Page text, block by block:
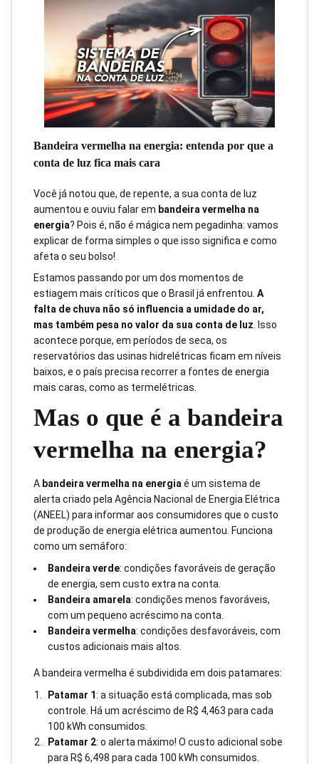
Bandeira vermelha na energia: entenda por que a
conta de luz fica mais cara
Você já notou que, de repente, a sua conta de luz
aumentou e ouviu falar em bandeira vermelha na
energia? Pois é, não é mágica nem pegadinha: vamos
explicar de forma simples o que isso significa e como
afeta o seu bolso!
Estamos passando por um dos momentos de
estiagem mais críticos que o Brasil já enfrentou. A
falta de chuva não só influencia a umidade do ar,
mas também pesa no valor da sua conta de luz. Isso
acontece porque, em períodos de seca, os
reservatórios das usinas hidrelétricas ficam em níveis
baixos, e o país precisa recorrer a fontes de energia
mais caras, como as termelétricas.
Mas o que é a bandeira
vermelha na energia?
A bandeira vermelha na energiaé um sistema de
alerta criado pela Agência Nacional de Energia Elétrica
(ANEEL) para informar aos consumidores que o custo
de produção de energia elétrica aumentou. Funciona
como um semáforo:
Bandeira verde: condições favoráveis de geração
de energia, sem custo extra na conta.
Bandeira amarela: condições menos favoráveis,
com um pequeno acréscimo na conta.
Bandeira vermelha: condições desfavoráveis, com
custos adicionais mais altos.
A bandeira vermelha é subdividida em dois patamares:
Patamar 1: a situação está complicada, mas sob
controle. Há um acréscimo de R$ 4,463 para cada
100 kWh consumidos.
Patamar 2: o alerta máximo! O custo adicional sobe
para R$ 6,498 para cada 100 kWh consumidos.